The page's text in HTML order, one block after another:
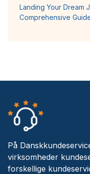
Landing Your Dream
Comprehensive
På
virksomheder
forskellige